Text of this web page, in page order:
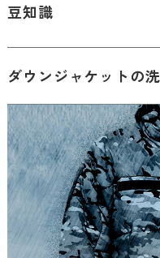
豆知識
ダウンジャケットの